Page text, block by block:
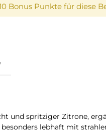
Bonus Punkte für diese
und spritziger Zitrone,
lebhaft mit